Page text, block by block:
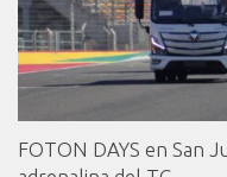
FOTON DAYS en San